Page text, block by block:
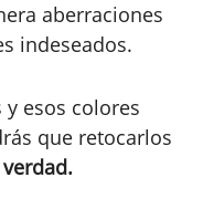
aberraciones
indeseados.
y esos colores
que retocarlos